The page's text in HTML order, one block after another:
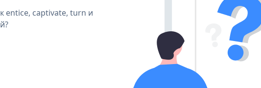
entice, captivate, turn и